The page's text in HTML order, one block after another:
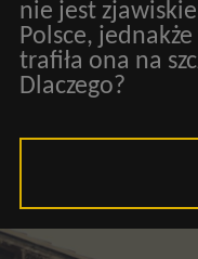
nie jest
Polsce,
trafiła ona na
Dlaczego?